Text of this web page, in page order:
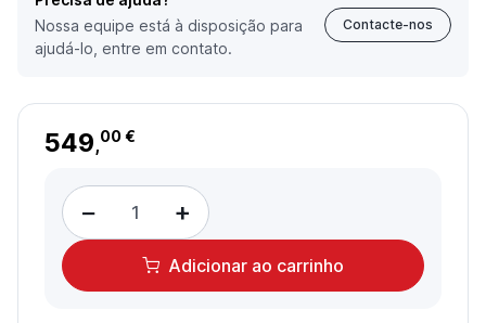
Nossa equipe está à disposição para
ajudá-lo, entre em contato.
Contacte-nos
549,00 €
− +
Adicionar ao carrinho